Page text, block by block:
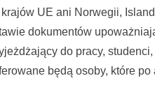
UE ani Norwegii,
dokumentów
do pracy,
będą osoby, które